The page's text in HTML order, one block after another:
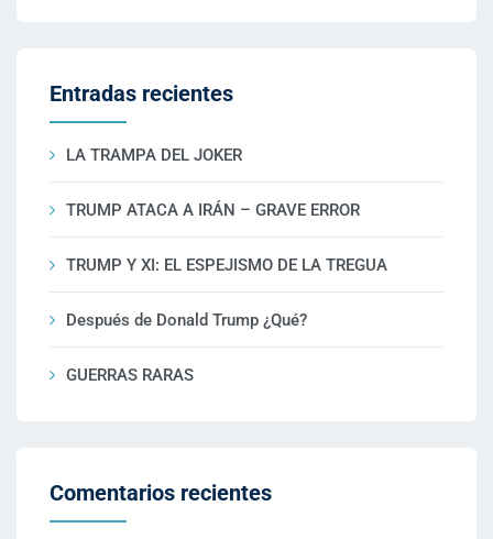
Entradas recientes
LA TRAMPA DEL JOKER
TRUMP ATACA A IRÁN – GRAVE ERROR
TRUMP Y XI: EL ESPEJISMO DE LA TREGUA
Después de Donald Trump ¿Qué?
GUERRAS RARAS
Comentarios recientes